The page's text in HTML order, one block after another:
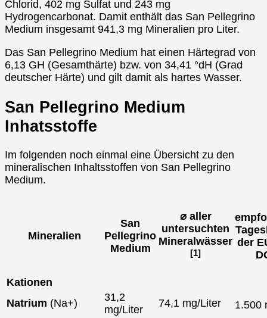
Chlorid, 402 mg Sulfat und 243 mg
Hydrogencarbonat. Damit enthält das San Pellegrino
Medium insgesamt 941,3 mg Mineralien pro Liter.
Das San Pellegrino Medium hat einen Härtegrad von
6,13 GH (Gesamthärte) bzw. von 34,41 °dH (Grad
deutscher Härte) und gilt damit als hartes Wasser.
San Pellegrino Medium
Inhatsstoffe
Im folgenden noch einmal eine Übersicht zu den
mineralischen Inhaltsstoffen von San Pellegrino
Medium.
Mineralien
San
Pellegrino
Medium
⌀ aller
untersuchten
Mineralwässer
[1]
der
Kationen
Natrium (Na+)
31,2
mg/Liter
74,1 mg/Liter 1.500